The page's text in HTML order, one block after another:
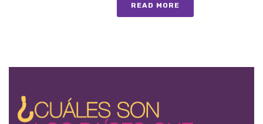
READ MORE